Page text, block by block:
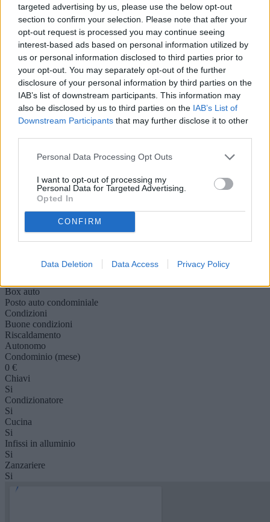
targeted advertising by us, please use the below opt-out
section to confirm your selection. Please note that after your
opt-out request is processed you may continue seeing
interest-based ads based on personal information utilized by
us or personal information disclosed to third parties prior to
your opt-out. You may separately opt-out of the further
disclosure of your personal information by third parties on the
IAB’s list of downstream participants. This information may
also be disclosed by us to third parties on the IAB’s List of
Downstream Participants that may further disclose it to other
Personal Data Processing Opt Outs
I want to opt-out of processing my
Personal Data for Targeted Advertising.
Opted In
CONFIRM
Data Deletion Data Access Privacy Policy
conviviali con famiglia e amici. Camera matrimoniale spaziosa,
ideale per garantire comfort e relax. Cameretta versatile, adatta come
stanza per bambini, studio o zona ospiti. Bagno moderno con box
doccia e finiture curate. Corridoio ben organizzato, che garantisce
una distribuzione armoniosa degli ambienti. Completano la proprietà
un posto auto scoperto all'interno del cortile condominiale, offrendo
un'opzione comoda per il parcheggio. Grazie alla sua posizione
strategica e alla recente ristrutturazione, questo appartamento
rappresenta un'ottima soluzione abitativa per chi cerca tranquillità
senza rinunciare alla vicinanza ai principali servizi e collegamenti
stradali. Contattaci per maggiori informazioni e per fissare una
Piano
Disponibilità
Box auto
Posto auto condominiale
Condizioni
Buone condizioni
Riscaldamento
Autonomo
Condominio (mese)
0 €
Chiavi
Si
Condizionatore
Si
Cucina
Si
Infissi in alluminio
Si
Zanzariere
Si